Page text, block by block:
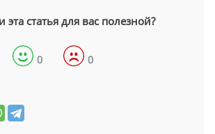
эта статья для вас полезной?
0 0